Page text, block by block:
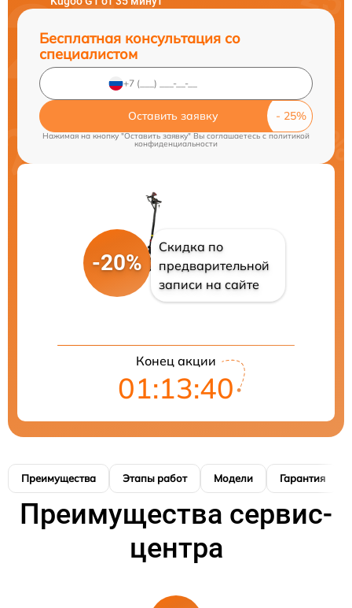
Бесплатная консультация со
специалистом
Оставить заявку
Нажимая на кнопку "Оставить заявку" Вы соглашаетесь cполитикой
конфиденциальности
-20%
Скидка по
предварительной
записи на сайте
Конец акции
01:13:40
Преимущества Этапы работ Модели Гарантия
Преимущества сервис-
центра